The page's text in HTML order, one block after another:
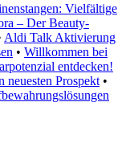
Vielfältige
– Der Beauty-
Aldi Talk Aktivierung
• Willkommen bei
entdecken!
neuesten Prospekt •